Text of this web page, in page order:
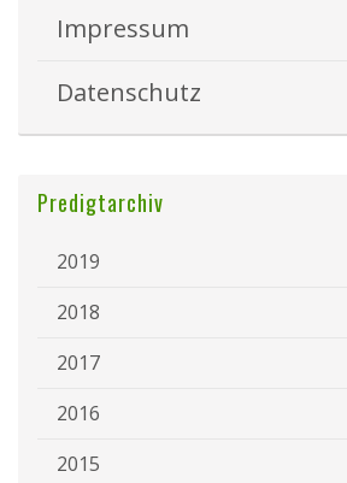
Impressum
Datenschutz
Predigtarchiv
2019
2018
2017
2016
2015